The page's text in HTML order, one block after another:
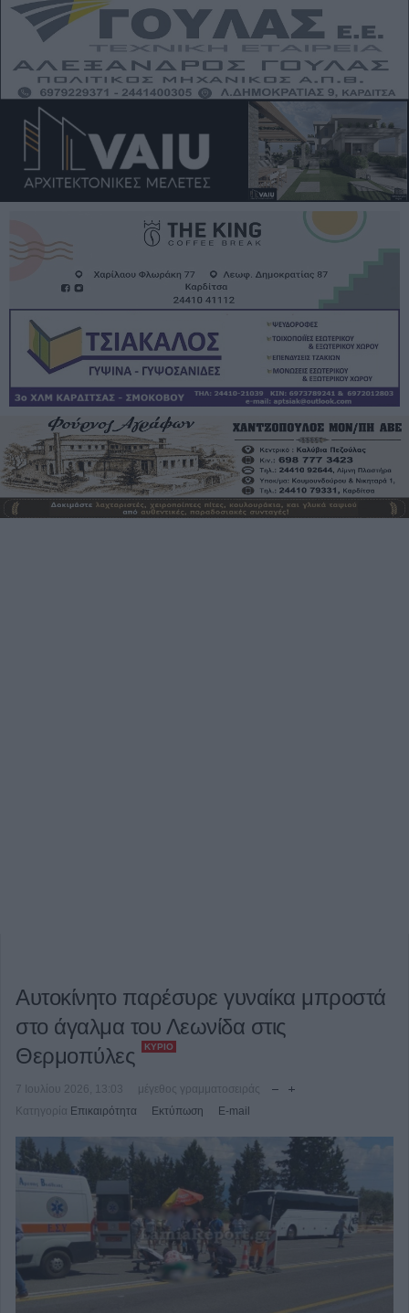
Αυτοκίνητο παρέσυρε γυναίκα μπροστά
στο άγαλμα του Λεωνίδα στις
Θερμοπύλες
ΚΎΡΙΟ
7 Ιουλίου 2026, 13:03
μέγεθος γραμματοσειράς
Κατηγορία Επικαιρότητα Εκτύπωση E-mail